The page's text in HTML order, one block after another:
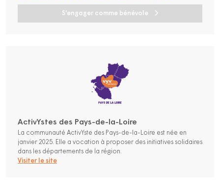
S'engager comme bénévole
ActivYstes des Pays-de-la-Loire
La communauté ActivYste des Pays-de-la-Loire est née en
janvier 2025. Elle a vocation à proposer des initiatives solidaires
dans les départements de la région.
Visiter le site